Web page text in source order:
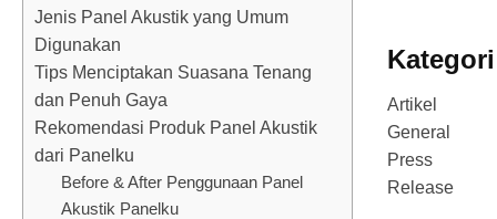
Jenis Panel Akustik yang Umum
Digunakan
Tips Menciptakan Suasana Tenang
dan Penuh Gaya
Rekomendasi Produk Panel Akustik
dari Panelku
Before & After Penggunaan Panel
Akustik Panelku
Kategori
Artikel
General
Press
Release